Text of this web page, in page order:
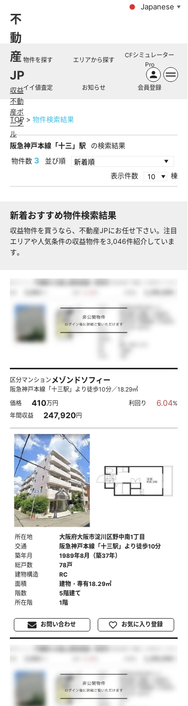
不
動
産
JP
収益
不動
産ポ
ータ
ル
Japanese ▼
物件を探す エリアから探す
CFシミュレーター
Pro
イイ値査定 お知らせ 会員登録
TOP 物件検索結果
阪急神戸本線「十三」駅
の検索結果
物件数 3
並び順
表示件数
棟
新着おすすめ物件検索結果
収益物件を買うなら、不動産JPにお任せ下さい。注目
エリアや人気条件の収益物件を3,046件紹介していま
す。
区分マンション メゾンドソフィー
阪急神戸本線「十三駅」より徒歩10分／18.29㎡
価格
410万円 利回り 6.04%
年間収益
247,920円
所在地
大阪府大阪市淀川区野中南1丁目
交通
阪急神戸本線「十三駅」より徒歩10分
築年月
1989年8月（築37年）
総戸数
78戸
建物構造
RC
面積
建物・専有18.29㎡
階数
5階建て
所在階
1階
お問い合わせ お気に入り登録